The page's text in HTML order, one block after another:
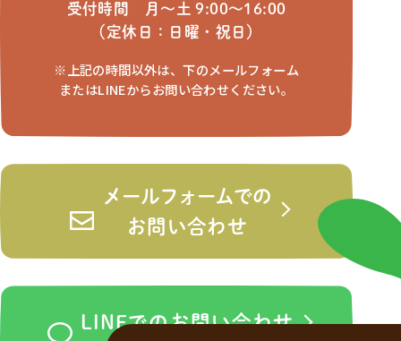
受付時間 月～土 9:00～16:00
（定休日：日曜・祝日）
※上記の時間以外は、下のメールフォーム
またはLINEからお問い合わせください。
メールフォームでの
お問い合わせ
LINEでのお問い合わせ